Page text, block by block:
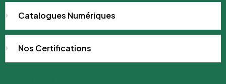
Catalogues Numériques
Nos Certifications